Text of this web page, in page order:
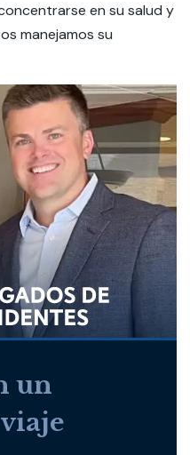
en su salud y
manejamos su
un